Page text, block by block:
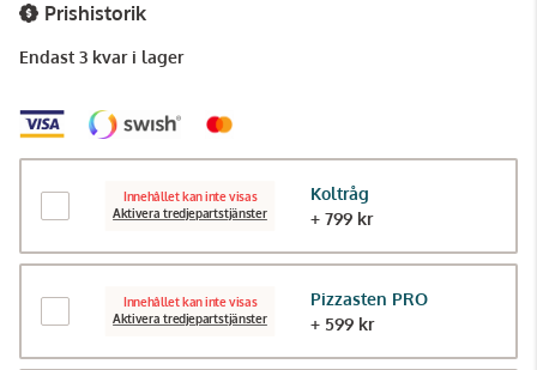
Prishistorik
Endast 3 kvar i lager
Innehållet kan inte visas
Aktivera tredjepartstjänster
Koltråg
+ 799 kr
Innehållet kan inte visas
Aktivera tredjepartstjänster
Pizzasten PRO
+ 599 kr